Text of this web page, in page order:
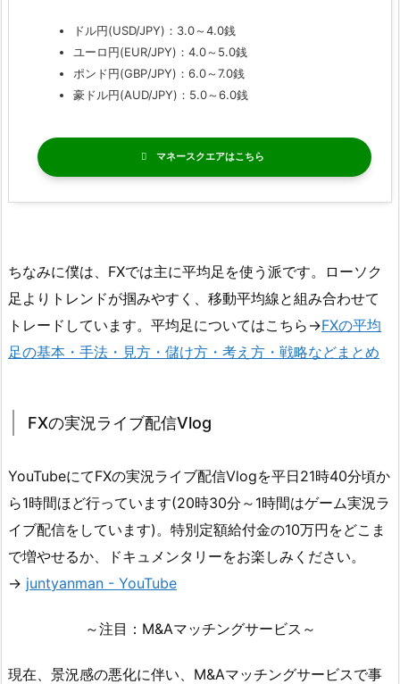
ドル円(USD/JPY)：3.0～4.0銭
ユーロ円(EUR/JPY)：4.0～5.0銭
ポンド円(GBP/JPY)：6.0～7.0銭
豪ドル円(AUD/JPY)：5.0～6.0銭
マネースクエア
ちなみに僕は、FXでは主に平均足を使う派です。ローソク
足よりトレンドが掴みやすく、移動平均線と組み合わせて
トレードしています。平均足についてはこちら→FXの平均
足の基本・手法・見方・儲け方・考え方・戦略などまとめ
FXの実況ライブ配信Vlog
YouTubeにてFXの実況ライブ配信Vlogを平日21時40分頃か
ら1時間ほど行っています(20時30分～1時間はゲーム実況ラ
イブ配信をしています)。特別定額給付金の10万円をどこま
で増やせるか、ドキュメンタリーをお楽しみください。
→ juntyanman - YouTube
～注目：M&Aマッチングサービス～
現在、景況感の悪化に伴い、M&Aマッチングサービスで事